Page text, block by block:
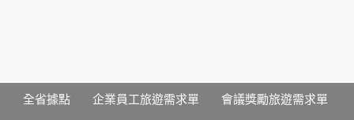
於一般瀏覽時，伺服器會自行記錄相關行徑，包括您使用連線
設備的 IP 位址、使用時間、使用的瀏覽器、瀏覽及點選資料記
全省據點 企業員工旅遊需求單 會議獎勵旅遊需求單